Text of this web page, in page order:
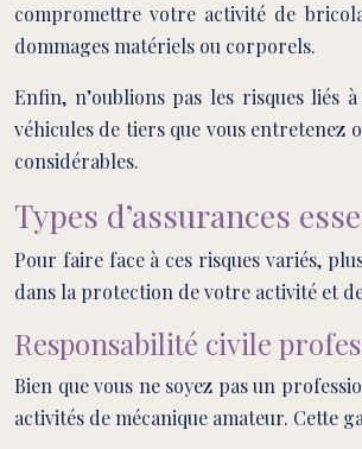
compromettre votre activité de
dommages matériels ou corporels.
Enfin, n’oublions pas les risques liés
véhicules de tiers que vous entretenez
considérables.
Types d’assurances
Pour faire face à ces risques variés,
dans la protection de votre activité et
Responsabilité civile
Bien que vous ne soyez pas un
activités de mécanique amateur. Cette